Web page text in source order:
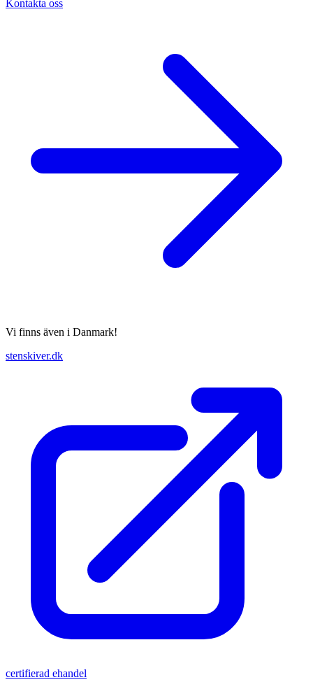
Kontakta oss
Vi finns även i Danmark!
stenskiver.dk
certifierad ehandel